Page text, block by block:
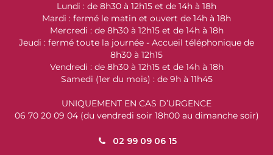
Lundi : de 8h30 à 12h15 et de 14h à 18h
Mardi : fermé le matin et ouvert de 14h à 18h
Mercredi : de 8h30 à 12h15 et de 14h à 18h
Jeudi : fermé toute la journée - Accueil téléphonique de
8h30 à 12h15
Vendredi : de 8h30 à 12h15 et de 14h à 18h
Samedi (1er du mois) : de 9h à 11h45
UNIQUEMENT EN CAS D’URGENCE
06 70 20 09 04 (du vendredi soir 18h00 au dimanche soir)
02 99 09 06 15